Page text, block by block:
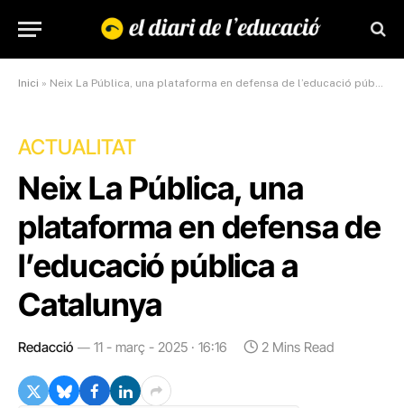
Inici » Neix La Pública, una plataforma en defensa de l’educació pública a Catalunya
ACTUALITAT
Neix La Pública, una
plataforma en defensa de
l’educació pública a
Catalunya
Redacció 11 - març - 2025 · 16:16 2 Mins Read